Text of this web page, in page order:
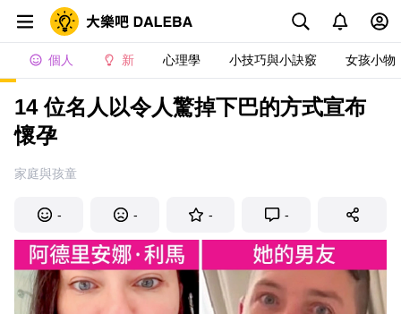
個人 新 心理學 小技巧與小訣竅 女孩小物
14 位名人以令人驚掉下巴的方式宣布
懷孕
家庭與孩童
- - - -